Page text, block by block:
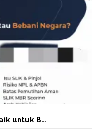
untuk B…